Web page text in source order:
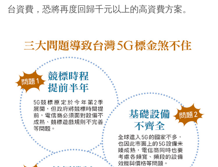
台資費，恐將再度回歸千元以上的高資費方案。